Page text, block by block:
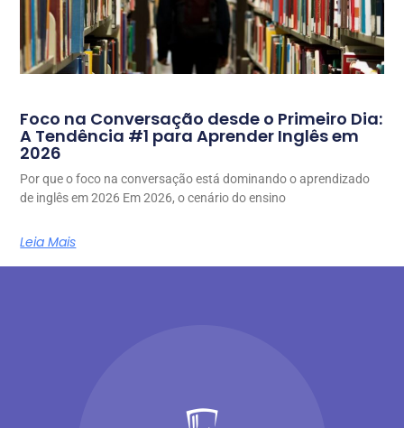
Foco na Conversação desde o Primeiro Dia:
A Tendência #1 para Aprender Inglês em
2026
Por que o foco na conversação está dominando o aprendizado
de inglês em 2026 Em 2026, o cenário do ensino
Leia Mais